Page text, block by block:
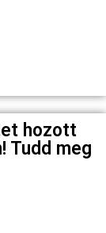
hozott
Tudd meg